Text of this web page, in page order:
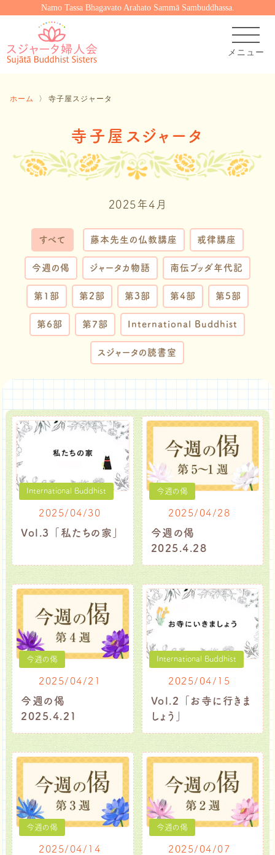
Namo Tassa Bhagavato Arahato Sammā Sambuddhassa.
ホーム 〉 寺子屋スジャータ
寺子屋スジャータ
2025年4月
すべて 藤本先生の仏教講座 戒律講座
今週の偈 ジャータカ物語 南伝ブッダ年代記
第1部 第2部 第3部 第4部 第5部
第6部 第7部 International Buddhist
スジャータの読書室
International Buddhist
2025/04/30
Vol.3 「私たちの家」
今週の偈
2025/04/28
今週の偈
2025.4.28
今週の偈
2025/04/21
今週の偈
2025.4.21
International Buddhist
2025/04/15
Vol.2 「お寺に行きま
しょう」
今週の偈
2025/04/14
今週の偈
2025/04/07